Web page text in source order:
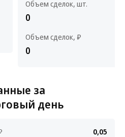
Объем сделок, шт.
0
Объем сделок, ₽
0
за
день
0,05